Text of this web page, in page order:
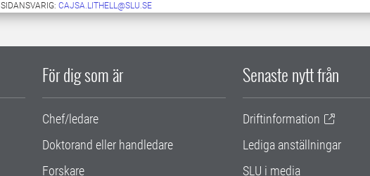
SIDANSVARIG: CAJSA.LITHELL@SLU.SE
För dig som är
Chef/ledare
Doktorand eller handledare
Forskare
Senaste nytt från
Driftinformation
Lediga anställningar
SLU i media